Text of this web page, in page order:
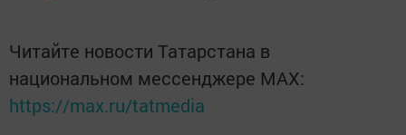
Читайте новости Татарстана в
национальном мессенджере MАХ:
https://max.ru/tatmedia